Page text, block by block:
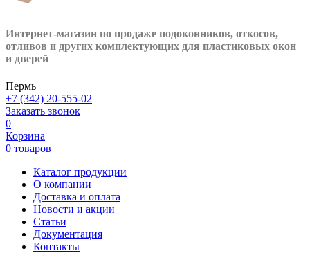
Интернет-магазин по продаже подоконников, откосов,
отливов и других комплектующих для пластиковых окон
и дверей
Пермь
+7 (342) 20-555-02
Заказать звонок
0
Корзина
0 товаров
Каталог продукции
О компании
Доставка и оплата
Новости и акции
Статьи
Документация
Контакты